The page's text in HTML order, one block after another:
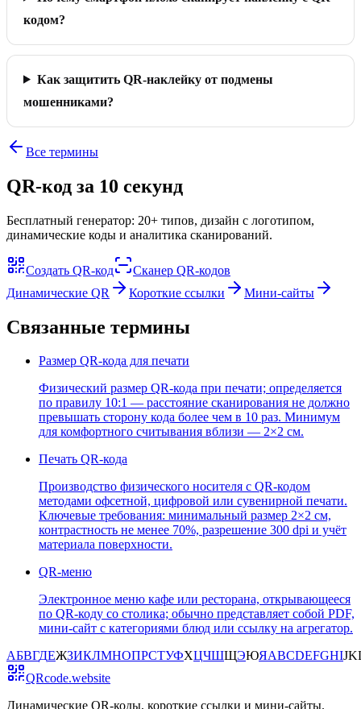
кодом?
Как защитить QR-наклейку от подмены
мошенниками?
Все термины
QR-код за 10 секунд
Бесплатный генератор: 20+ типов, дизайн с логотипом,
динамические коды и аналитика сканирований.
Создать QR-код
Сканер QR-кодов
Динамические QR
Короткие ссылки Мини-сайты
Связанные термины
Размер QR-кода для печати
Физический размер QR-кода при печати; определяется
по правилу 10:1 — расстояние сканирования не должно
превышать сторону кода более чем в 10 раз. Минимум
для комфортного считывания вблизи — 2×2 см.
Печать QR-кода
Производство физического носителя с QR-кодом
методами офсетной, цифровой или сувенирной печати.
Ключевые требования: минимальный размер 2×2 см,
контрастность не менее 70%, разрешение 300 dpi и учёт
материала поверхности.
QR-меню
Электронное меню кафе или ресторана, открывающееся
по QR-коду со столика; обычно представляет собой PDF,
мини-сайт с категориями блюд или ссылку на агрегатор.
АБВГДЕЖЗИКЛМНОПРСТУФХЦЧШЩЭЮЯABCDEFGHIJK
QRcode.website
Динамические QR-коды, короткие ссылки и мини-сайты.